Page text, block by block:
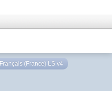
Français (France) LS v4